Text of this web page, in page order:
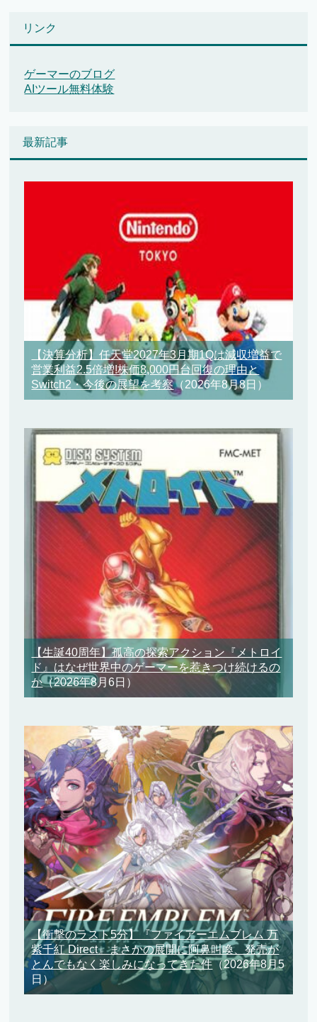
リンク
ゲーマーのブログ
AIツール無料体験
最新記事
【決算分析】任天堂2027年3月期1Qは減収増益で
営業利益2.5倍増!株価8,000円台回復の理由と
Switch2・今後の展望を考察（2026年8月8日）
【生誕40周年】孤高の探索アクション『メトロイ
ド』はなぜ世界中のゲーマーを惹きつけ続けるの
か（2026年8月6日）
【衝撃のラスト5分】『ファイアーエムブレム 万
紫千紅 Direct』まさかの展開に阿鼻叫喚、発売が
とんでもなく楽しみになってきた件（2026年8月5
日）